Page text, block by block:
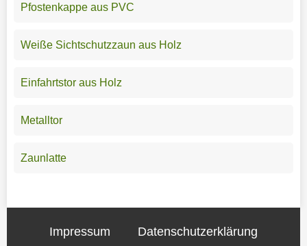
Pfostenkappe aus PVC
Weiße Sichtschutzzaun aus Holz
Einfahrtstor aus Holz
Metalltor
Zaunlatte
Impressum Datenschutzerklärung